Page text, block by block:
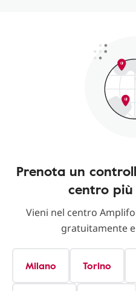
Prenota un
centro
Vieni nel centro
gratuitamente
Milano Torino